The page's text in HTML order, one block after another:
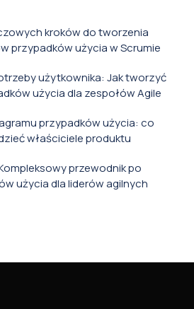
kroków do tworzenia
przypadków użycia w Scrumie
użytkownika: Jak tworzyć
użycia dla zespołów Agile
przypadków użycia: co
właściciele produktu
przewodnik po
użycia dla liderów agilnych